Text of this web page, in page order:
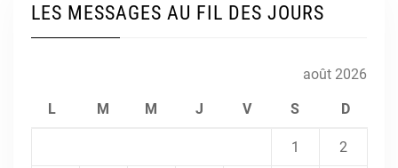
LES MESSAGES AU FIL DES JOURS
août 2026
L M M J V S D
1 2